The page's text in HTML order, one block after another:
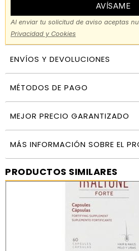
AVÍSAME
Al enviar tu solicitud de aviso aceptas
Privacidad y Cookies
ENVÍOS Y DEVOLUCIONES
MÉTODOS DE PAGO
MEJOR PRECIO GARANTIZADO
MÁS INFORMACIÓN SOBRE EL
PRODUCTOS SIMILARES